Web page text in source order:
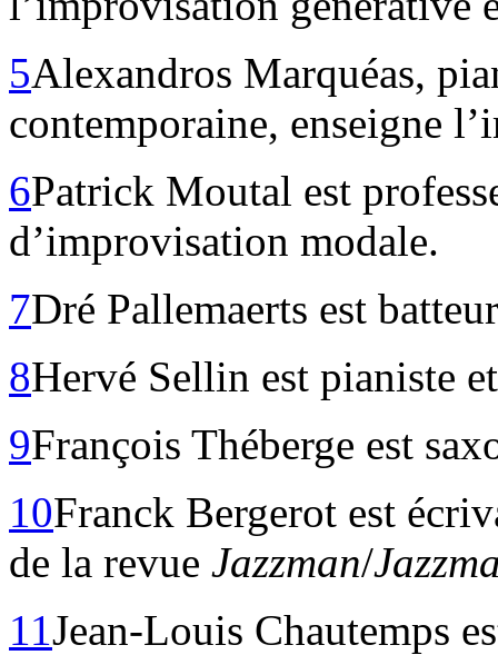
5Alexandros Marquéas,
contemporaine, enseigne
6Patrick Moutal est
d’improvisation modale.
7Dré Pallemaerts est
8Hervé Sellin est pianiste
9François Théberge est
10Franck Bergerot est
de la revue Jazzman/
11Jean-Louis Chautemps